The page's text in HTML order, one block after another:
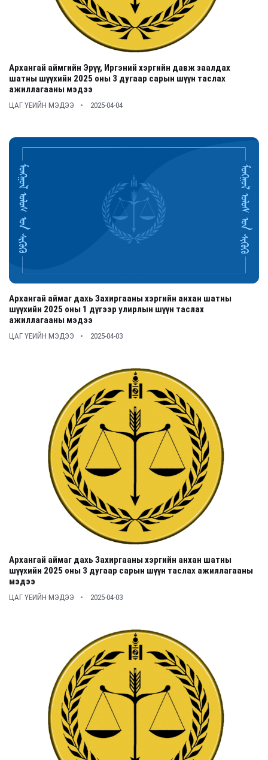
Архангай аймгийн Эрүү, Иргэний хэргийн давж заалдах
шатны шүүхийн 2025 оны 3 дугаар сарын шүүн таслах
ажиллагааны мэдээ
ЦАГ ҮЕИЙН МЭДЭЭ 2025-04-04
Архангай аймаг дахь Захиргааны хэргийн анхан шатны
шүүхийн 2025 оны 1 дүгээр улирлын шүүн таслах
ажиллагааны мэдээ
ЦАГ ҮЕИЙН МЭДЭЭ 2025-04-03
Архангай аймаг дахь Захиргааны хэргийн анхан шатны
шүүхийн 2025 оны 3 дугаар сарын шүүн таслах ажиллагааны
мэдээ
ЦАГ ҮЕИЙН МЭДЭЭ 2025-04-03